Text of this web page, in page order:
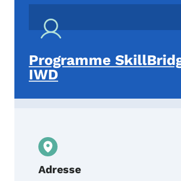
Programme
IWD
Adresse